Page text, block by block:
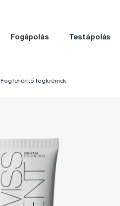
Fogápolás Testápolás
Fogfehérítő fogkrémek